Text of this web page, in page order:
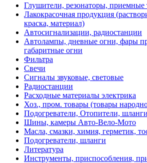
Глушители, резонаторы,
Лакокрасочная продукция
краска, материал)
Автосигнализации, радиостанции
Автолампы, дневные огни, фары
габаритные огни
Фильтра
Свечи
Сигналы звуковые, световые
Радиостанции
Расходные материалы электрика
Хоз., пром. товары (товары
Подогреватели, Отопители,
Шины, камеры Авто-Вело-Мото
Масла, смазки, химия, герметик,
Подогреватели, шланги
Литература
Инструменты, приспособления,